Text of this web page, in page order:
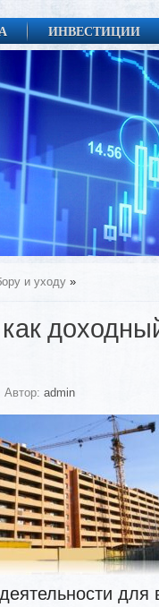
ИНВЕСТИЦИИ
и уходу »
Автор: admin
для